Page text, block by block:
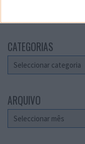
CATEGORIAS
Categorias
ARQUIVO
Arquivo